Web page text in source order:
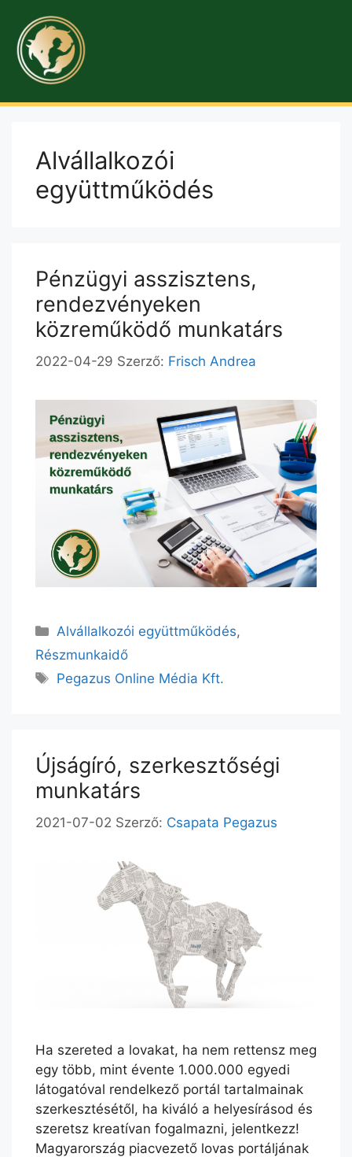
Alvállalkozói
együttműködés
Pénzügyi asszisztens,
rendezvényeken
közreműködő munkatárs
2022-04-29 Szerző: Frisch Andrea
Alvállalkozói együttműködés,
Részmunkaidő
Pegazus Online Média Kft.
Újságíró, szerkesztőségi
munkatárs
2021-07-02 Szerző: Csapata Pegazus
Ha szereted a lovakat, ha nem rettensz meg
egy több, mint évente 1.000.000 egyedi
látogatóval rendelkező portál tartalmainak
szerkesztésétől, ha kiváló a helyesírásod és
szeretsz kreatívan fogalmazni, jelentkezz!
Magyarország piacvezető lovas portáljának